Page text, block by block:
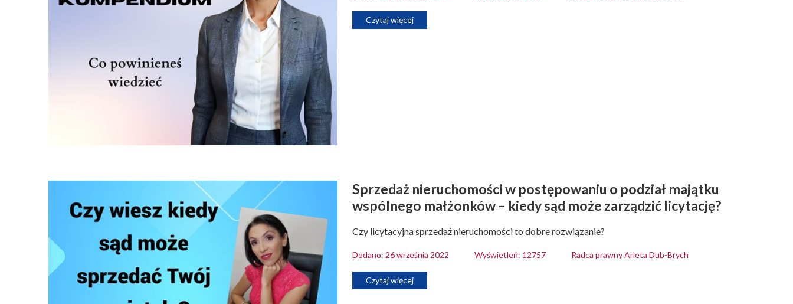
Czytaj więcej
Sprzedaż nieruchomości w postępowaniu o podział majątku
wspólnego małżonków – kiedy sąd może zarządzić licytację?
Czy licytacyjna sprzedaż nieruchomości to dobre rozwiązanie?
Dodano: 26 września 2022 Wyświetleń: 12757 Radca prawny Arleta Dub-Brych
Czytaj więcej